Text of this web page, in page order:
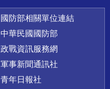
國防部相關單位連結
中華民國國防部
政戰資訊服務網
軍事新聞通訊社
青年日報社